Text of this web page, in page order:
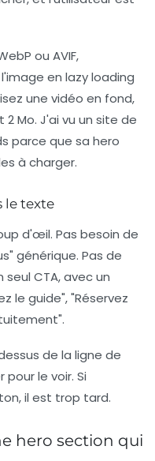
ou AVIF,
en lazy loading
une vidéo en fond,
Mo. J'ai vu un site de
parce que sa hero
à charger.
le texte
d'œil. Pas besoin de
générique. Pas de
CTA, avec un
le guide", "Réservez
de la ligne de
le voir. Si
il est trop tard.
hero section qui